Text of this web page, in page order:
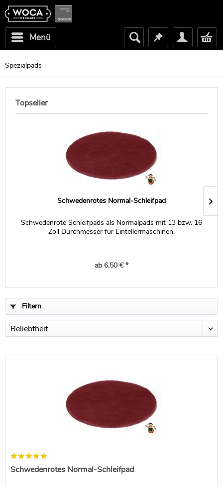
Menü
Spezialpads
Topseller
Schwedenrotes Normal-Schleifpad
Schwedenrote Schleifpads als Normalpads mit 13 bzw. 16
Zoll Durchmesser für Eintellermaschinen.
ab 6,50 € *
Filtern
Schwedenrotes Normal-Schleifpad